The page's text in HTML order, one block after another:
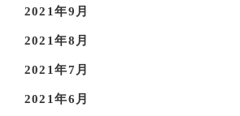
2021年9月
2021年8月
2021年7月
2021年6月